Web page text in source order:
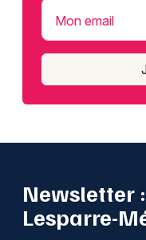
Mon email
Newsletter
Lesparre-